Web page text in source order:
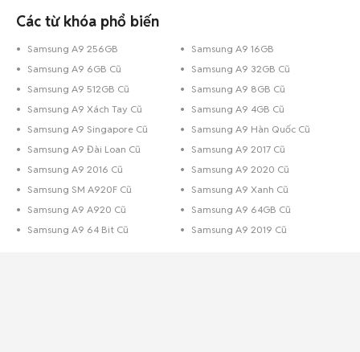
Các từ khóa phổ biến
Samsung A9 256GB
Samsung A9 16GB
Samsung A9 6GB Cũ
Samsung A9 32GB Cũ
Samsung A9 512GB Cũ
Samsung A9 8GB Cũ
Samsung A9 Xách Tay Cũ
Samsung A9 4GB Cũ
Samsung A9 Singapore Cũ
Samsung A9 Hàn Quốc Cũ
Samsung A9 Đài Loan Cũ
Samsung A9 2017 Cũ
Samsung A9 2016 Cũ
Samsung A9 2020 Cũ
Samsung SM A920F Cũ
Samsung A9 Xanh Cũ
Samsung A9 A920 Cũ
Samsung A9 64GB Cũ
Samsung A9 64 Bit Cũ
Samsung A9 2019 Cũ